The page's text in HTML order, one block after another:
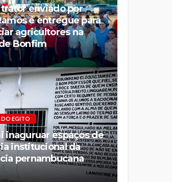
enviado por
é entregue para
agricultores na
Bonfim
DO EGITO
inaguruar espaços de
institucional da
pernambucana